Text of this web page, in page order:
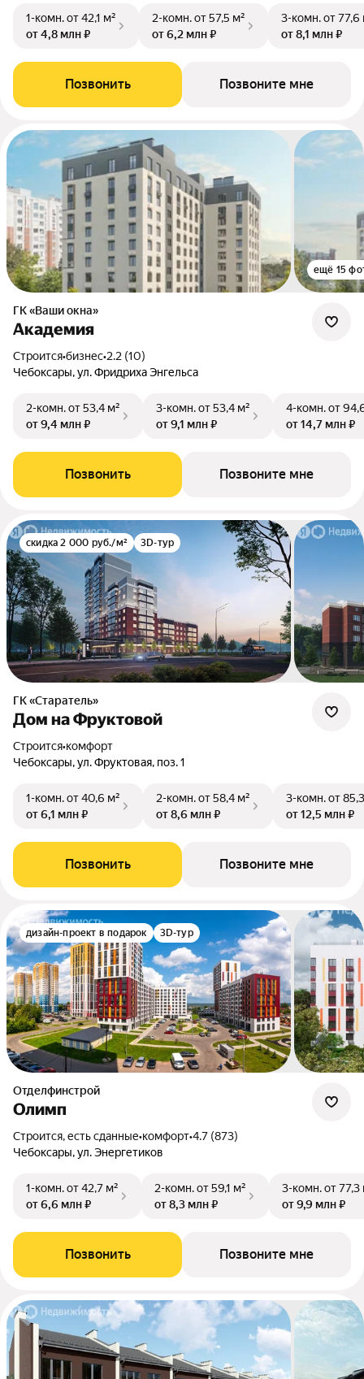
1-комн.от 42,1 м²
от 4,8 млн ₽
2-комн.от 57,5 м²
от 6,2 млн ₽
3-комн.от 77,6
от 8,1 млн ₽
Позвонить Позвоните мне
ещё 15
ГК «Ваши окна»
Академия
Строится•бизнес•2.2 (10)
Чебоксары, ул. Фридриха Энгельса
2-комн.от 53,4 м²
от 9,4 млн ₽
3-комн.от 53,4 м²
от 9,1 млн ₽
4-комн.от
от 14,7 млн ₽
Позвонить Позвоните мне
скидка 2 000 руб./м² 3D-тур
ГК «Старатель»
Дом на Фруктовой
Строится•комфорт
Чебоксары, ул. Фруктовая, поз. 1
1-комн.от 40,6 м²
от 6,1 млн ₽
2-комн.от 58,4 м²
от 8,6 млн ₽
3-комн.от
от 12,5 млн ₽
Позвонить Позвоните мне
дизайн-проект в подарок 3D-тур
Отделфинстрой
Олимп
Строится, есть сданные•комфорт•4.7 (873)
Чебоксары, ул. Энергетиков
1-комн.от 42,7 м²
от 6,6 млн ₽
2-комн.от 59,1 м²
от 8,3 млн ₽
3-комн.от 77,3
от 9,9 млн ₽
Позвонить Позвоните мне